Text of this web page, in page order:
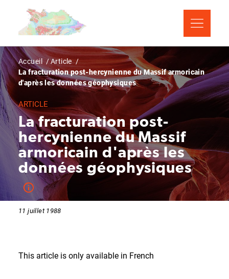
contenu
Fil
d'Ariane
Accueil
Article
La fracturation post-hercynienne du Massif armoricain
d'après les données géophysiques
ARTICLE
La fracturation post-
hercynienne du Massif
armoricain d'après les
données géophysiques
11 juillet 1988
This article is only available in French